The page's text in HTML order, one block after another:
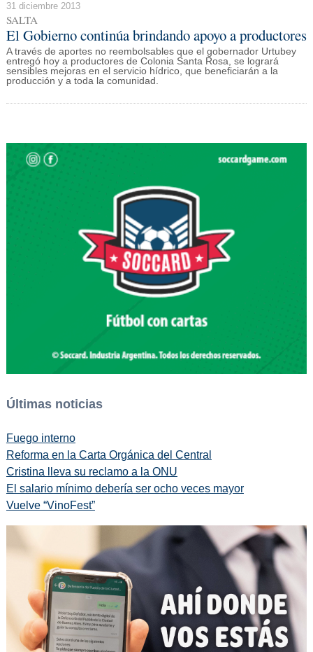
31 diciembre 2013
SALTA
El Gobierno continúa brindando apoyo a productores
A través de aportes no reembolsables que el gobernador Urtubey
entregó hoy a productores de Colonia Santa Rosa, se logrará
sensibles mejoras en el servicio hídrico, que beneficiarán a la
producción y a toda la comunidad.
Últimas noticias
Fuego interno
Reforma en la Carta Orgánica del Central
Cristina lleva su reclamo a la ONU
El salario mínimo debería ser ocho veces mayor
Vuelve “VinoFest”